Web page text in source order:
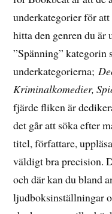
underkategorier för
hitta den genren du är
”Spänning” kategorin
underkategorierna;
Kriminalkomedier,
fjärde fliken är
det går att söka efter
titel, författare,
väldigt bra precision.
och där kan du bland
ljudboksinställningar